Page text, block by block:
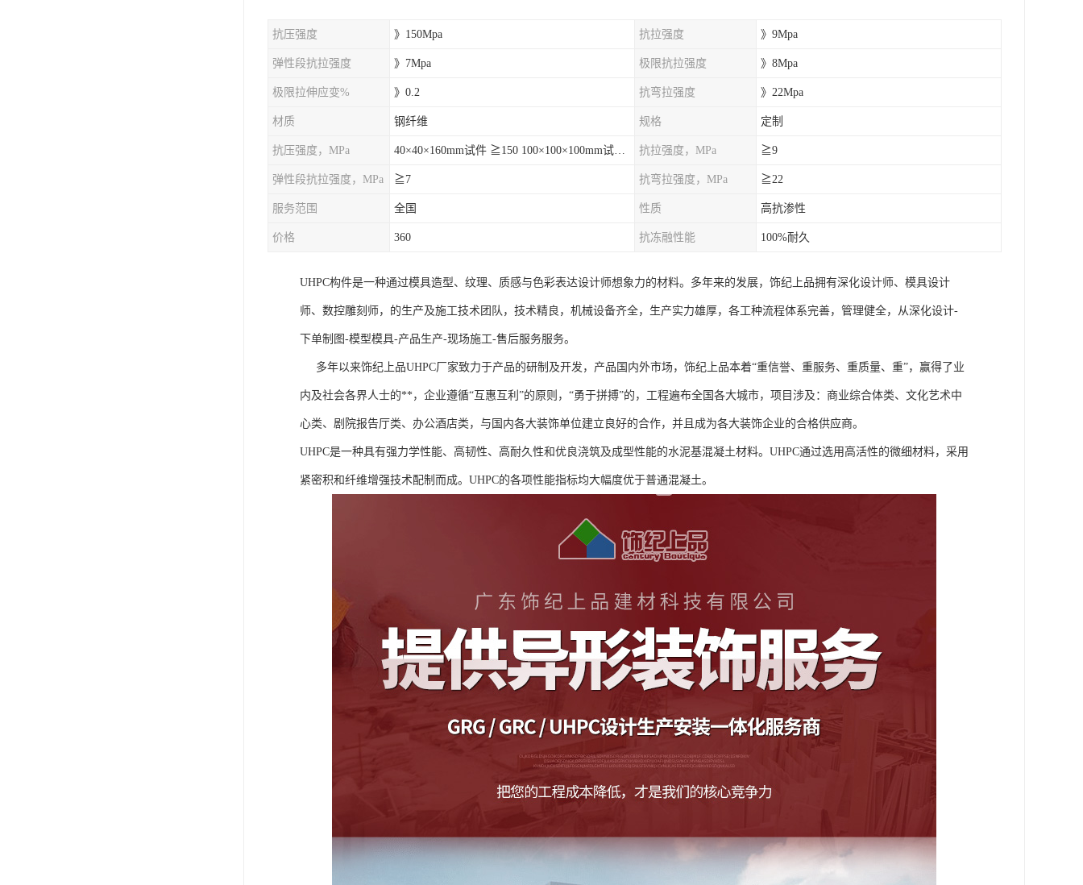
抗压强度 》150Mpa 抗拉强度 》9Mpa
弹性段抗拉强度 》7Mpa 极限抗拉强度 》8Mpa
极限拉伸应变% 》0.2 抗弯拉强度 》22Mpa
材质 钢纤维 规格 定制
抗压强度，MPa 40×40×160mm试件 ≧150 100×100×100mm试件≧120 抗拉强度，MPa ≧9
弹性段抗拉强度，MPa ≧7 抗弯拉强度，MPa ≧22
服务范围 全国 性质 高抗渗性
价格 360 抗冻融性能 100%耐久
UHPC构件是一种通过模具造型、纹理、质感与色彩表达设计师想象力的材料。多年来的发展，饰纪上品拥有深化设计师、模具设计
师、数控雕刻师，的生产及施工技术团队，技术精良，机械设备齐全，生产实力雄厚，各工种流程体系完善，管理健全，从深化设计-
下单制图-模型模具-产品生产-现场施工-售后服务服务。
多年以来饰纪上品UHPC厂家致力于产品的研制及开发，产品国内外市场，饰纪上品本着“重信誉、重服务、重质量、重”，赢得了业
内及社会各界人士的**，企业遵循“互惠互利”的原则，“勇于拼搏”的，工程遍布全国各大城市，项目涉及：商业综合体类、文化艺术中
心类、剧院报告厅类、办公酒店类，与国内各大装饰单位建立良好的合作，并且成为各大装饰企业的合格供应商。
UHPC是一种具有强力学性能、高韧性、高耐久性和优良浇筑及成型性能的水泥基混凝土材料。UHPC通过选用高活性的微细材料，采用
紧密积和纤维增强技术配制而成。UHPC的各项性能指标均大幅度优于普通混凝土。